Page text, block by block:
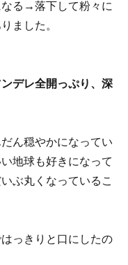
る→落下して粉々に
ました。
デレ全開っぷり、深
ん穏やかになってい
地球も好きになって
ぶ丸くなっているこ
っきりと口にしたの